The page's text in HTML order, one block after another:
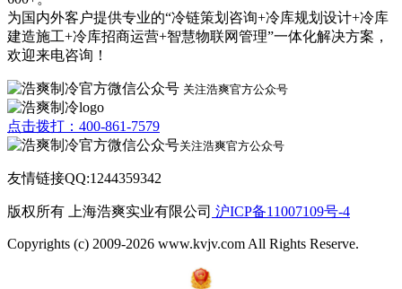
为国内外客户提供专业的“冷链策划咨询+冷库规划设计+冷库
建造施工+冷库招商运营+智慧物联网管理”一体化解决方案，
欢迎来电咨询！
关注浩爽官方公众号
点击拨打：400-861-7579
关注浩爽官方公众号
友情链接QQ:1244359342
版权所有 上海浩爽实业有限公司 沪ICP备11007109号-4
Copyrights (c) 2009-2026 www.kvjv.com All Rights Reserve.